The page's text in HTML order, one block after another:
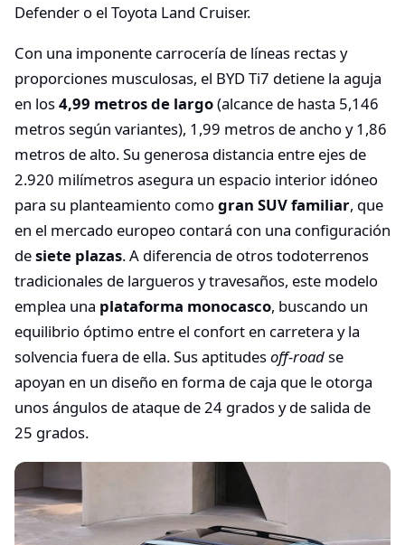
Defender o el Toyota Land Cruiser.
Con una imponente carrocería de líneas rectas y
proporciones musculosas, el BYD Ti7 detiene la aguja
en los4,99 metros de largo(alcance de hasta 5,146
metros según variantes), 1,99 metros de ancho y 1,86
metros de alto. Su generosa distancia entre ejes de
2.920 milímetros asegura un espacio interior idóneo
para su planteamiento comogran SUV familiar, que
en el mercado europeo contará con una configuración
desiete plazas. A diferencia de otros todoterrenos
tradicionales de largueros y travesaños, este modelo
emplea una plataforma monocasco, buscando un
equilibrio óptimo entre el confort en carretera y la
solvencia fuera de ella. Sus aptitudesoff-roadse
apoyan en un diseño en forma de caja que le otorga
unos ángulos de ataque de 24 grados y de salida de
25 grados.